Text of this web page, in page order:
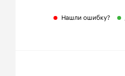
Нашли ошибку?